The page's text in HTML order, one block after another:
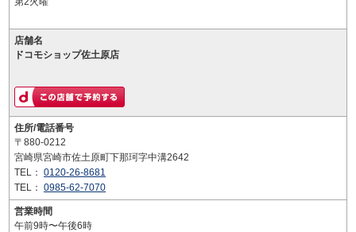
店舗名
ドコモショップ佐土原店
住所/電話番号
〒880-0212
宮崎県宮崎市佐土原町下那珂字中溝2642
TEL： 0120-26-8681
TEL： 0985-62-7070
営業時間
午前9時〜午後6時